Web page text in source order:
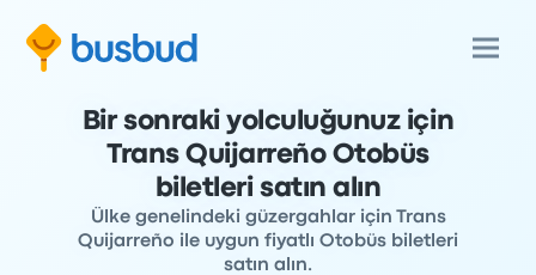
Bir sonraki yolculuğunuz için
Trans Quijarreño Otobüs
biletleri satın alın
Ülke genelindeki güzergahlar için Trans
Quijarreño ile uygun fiyatlı Otobüs biletleri
satın alın.